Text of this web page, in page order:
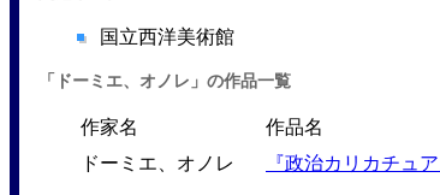
国立西洋美術館
「ドーミエ、オノレ」の作品一覧
作家名 作品名
ドーミエ、オノレ
『政治カリカチュ